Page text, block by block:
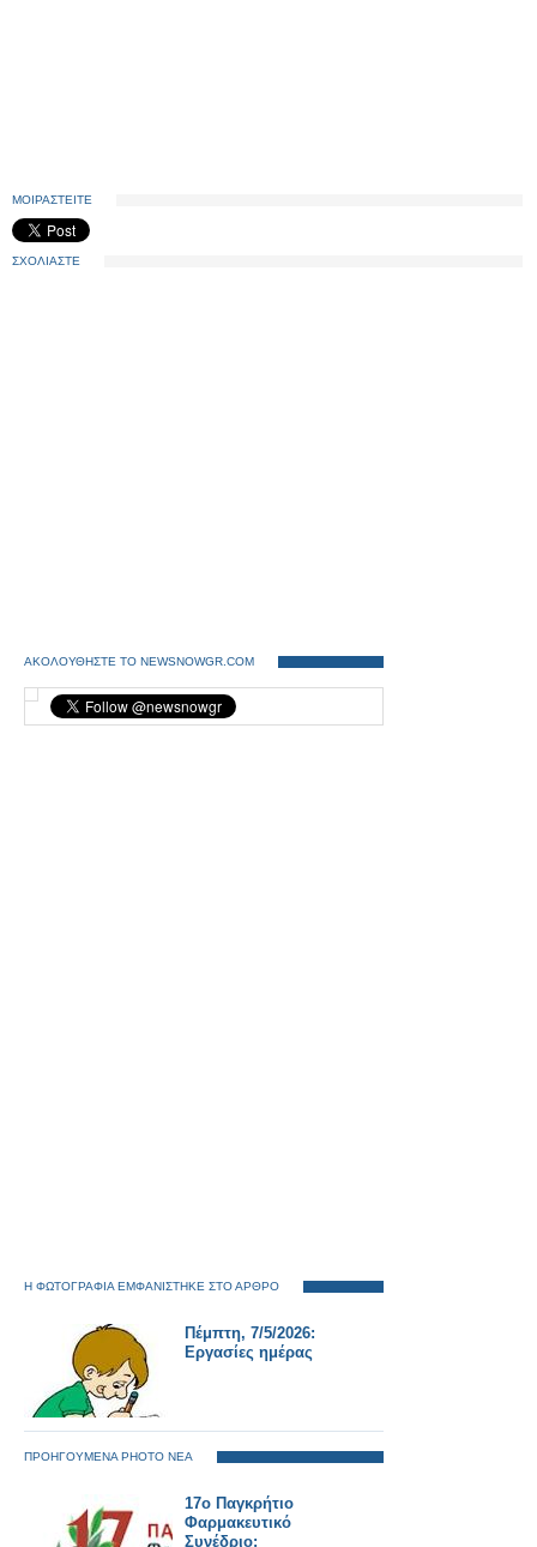
ΜΟΙΡΑΣΤΕΙΤΕ
ΣΧΟΛΙΑΣΤΕ
ΑΚΟΛΟΥΘΗΣΤΕ ΤΟ NEWSNOWGR.COM
Η ΦΩΤΟΓΡΑΦΙΑ ΕΜΦΑΝΙΣΤΗΚΕ ΣΤΟ ΑΡΘΡΟ
Πέμπτη, 7/5/2026:
Εργασίες ημέρας
ΠΡΟΗΓΟΥΜΕΝΑ PHOTO ΝΕΑ
17ο Παγκρήτιο
Φαρμακευτικό
Συνέδριο: